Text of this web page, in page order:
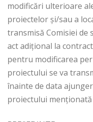
modificări ulterioare
proiectelor și/sau a
transmisă Comisiei de
act adițional la
pentru modificarea
proiectului se va
înainte de data
proiectului